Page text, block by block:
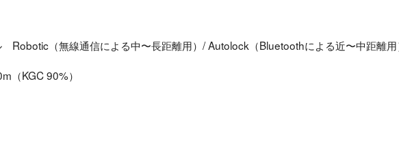
Robotic（無線通信による中〜長距離用）/ Autolock（Bluetoothによる近〜中距離
（KGC 90%）